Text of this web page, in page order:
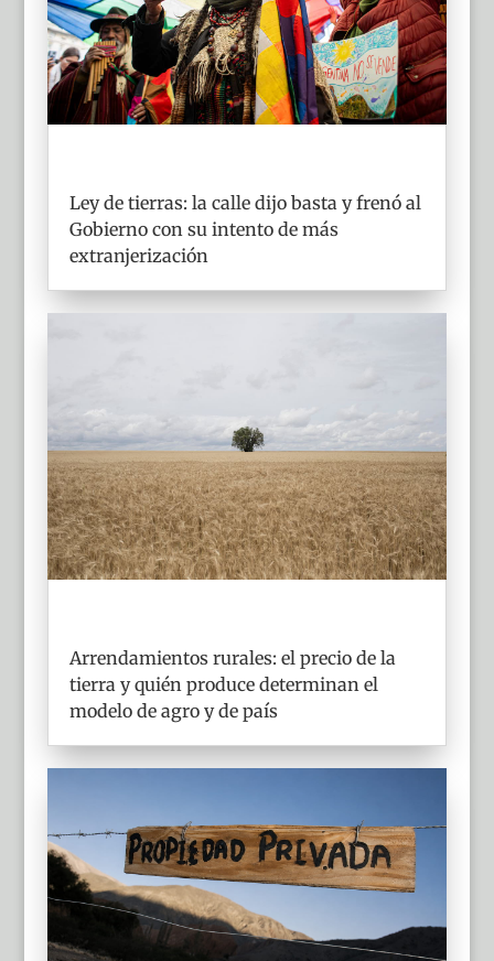
Ley de tierras: la calle dijo basta y frenó al
Gobierno con su intento de más
extranjerización
Arrendamientos rurales: el precio de la
tierra y quién produce determinan el
modelo de agro y de país